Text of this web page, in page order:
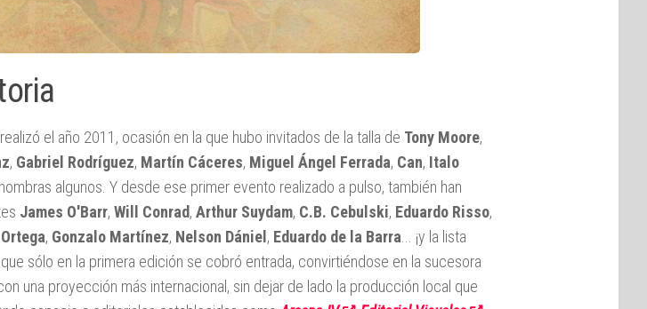
el año 2011, ocasión en la que hubo invitados de la talla de Tony Moore,
, Gabriel Rodríguez, Martín Cáceres, Miguel Ángel Ferrada, Can, Italo
algunos. Y desde ese primer evento realizado a pulso, también han
James O'Barr, Will Conrad, Arthur Suydam, C.B. Cebulski, Eduardo Risso,
, Gonzalo Martínez, Nelson Dániel , Eduardo de la Barra ... ¡y la lista
sólo en la primera edición se cobró entrada, convirtiéndose en la sucesora
una proyección más internacional, sin dejar de lado la producción local que